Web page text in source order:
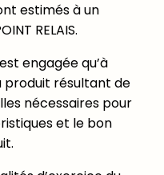
estimés à un
RELAIS.
engagée qu’à
produit résultant de
nécessaires pour
et le bon